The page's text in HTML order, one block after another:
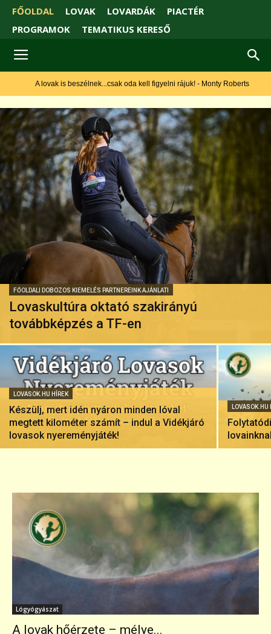
FŐOLDAL LOVAK LOVARDÁK
PIACTÉR
PROGRAMOK
TEMATIKUS KERESŐ
A lovak is beszélnek...csak oda kell figyelni rájuk! - Monty Roberts
FŐOLDALI DOBOZOS KIEMELÉS PARTNEREINK AJÁNLATI
Lovaskultúra oktató szakirányú
továbbképzés a TF-en
LOVASOK.HU HÍREK
Készülj, mert idén nyáron minden lóval
megtett kilométer számít – indul a Vidékjáró
lovasok nyereményjáték!
LOVASOK.HU
Lógyógyászat
A lovak hőérzete – mélye...